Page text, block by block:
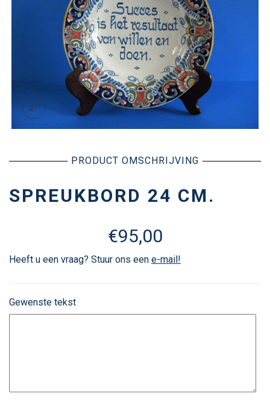
PRODUCT OMSCHRIJVING
SPREUKBORD 24 CM.
€95,00
Heeft u een vraag? Stuur ons een e-mail!
Gewenste tekst